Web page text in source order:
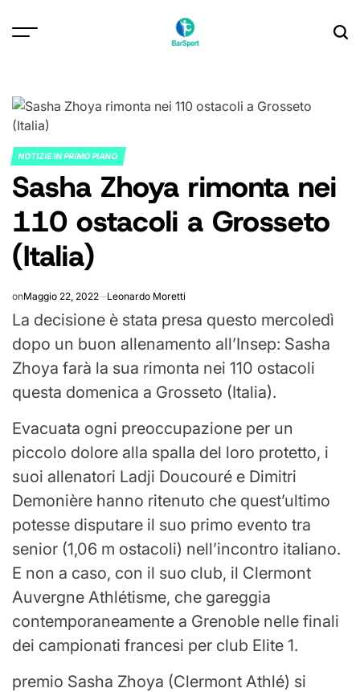
POSTED
IN
NOTIZIE IN PRIMO PIANO
Sasha Zhoya rimonta nei
110 ostacoli a Grosseto
(Italia)
onMaggio 22, 2022 Leonardo Moretti
La decisione è stata presa questo mercoledì
dopo un buon allenamento all’Insep: Sasha
Zhoya farà la sua rimonta nei 110 ostacoli
questa domenica a Grosseto (Italia).
Evacuata ogni preoccupazione per un
piccolo dolore alla spalla del loro protetto, i
suoi allenatori Ladji Doucouré e Dimitri
Demonière hanno ritenuto che quest’ultimo
potesse disputare il suo primo evento tra
senior (1,06 m ostacoli) nell’incontro italiano.
E non a caso, con il suo club, il Clermont
Auvergne Athlétisme, che gareggia
contemporaneamente a Grenoble nelle finali
dei campionati francesi per club Elite 1.
premio Sasha Zhoya (Clermont Athlé) si